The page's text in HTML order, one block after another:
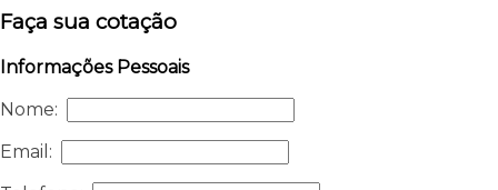
Faça sua cotação
Informações Pessoais
Nome:
Email: